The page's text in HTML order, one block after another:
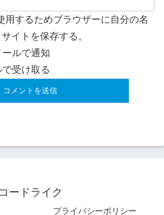
用するためブラウザーに自分の名
イトを保存する。
ルで通知
受け取る
コードライク
プライバシーポリシー